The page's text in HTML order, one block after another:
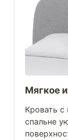
Мягкое
Кровать с
спальне